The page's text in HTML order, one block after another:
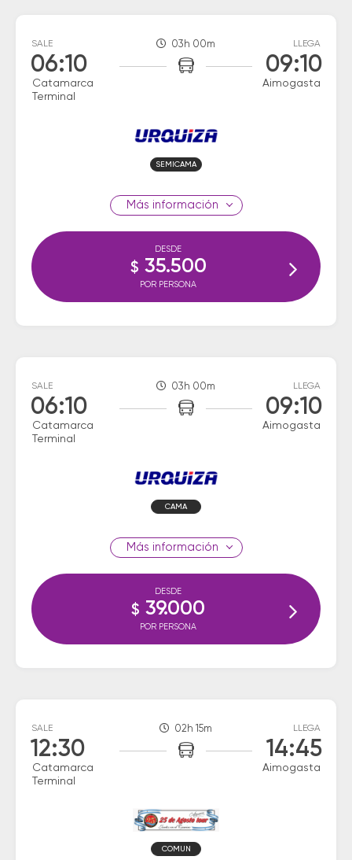
SALE
06:10
Catamarca
Terminal
03h 00m LLEGA
09:10
Aimogasta
SEMICAMA
información
DESDE
$ 35.500
POR PERSONA
SALE
06:10
Catamarca
Terminal
03h 00m LLEGA
09:10
Aimogasta
CAMA
información
DESDE
$ 39.000
POR PERSONA
SALE
12:30
Catamarca
Terminal
02h 15m LLEGA
14:45
Aimogasta
COMUN